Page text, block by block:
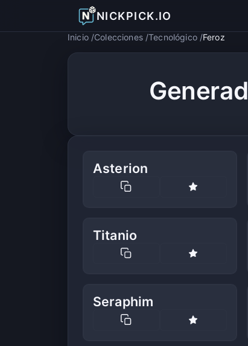
NICKPICK.IO
Inicio Colecciones Tecnológico Feroz
Asterion
Titanio
Seraphim